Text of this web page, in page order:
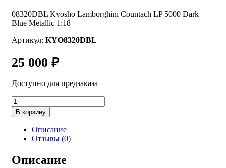
08320DBL Kyosho Lamborghini Countach LP 5000 Dark
Blue Metallic 1:18
Артикул: KYO8320DBL
25 000 ₽
Доступно для предзаказа
Количество
товара
08320DBL
Kyosho
Lamborghini
Countach
LP
5000
В корзину
Описание
Отзывы (0)
Описание